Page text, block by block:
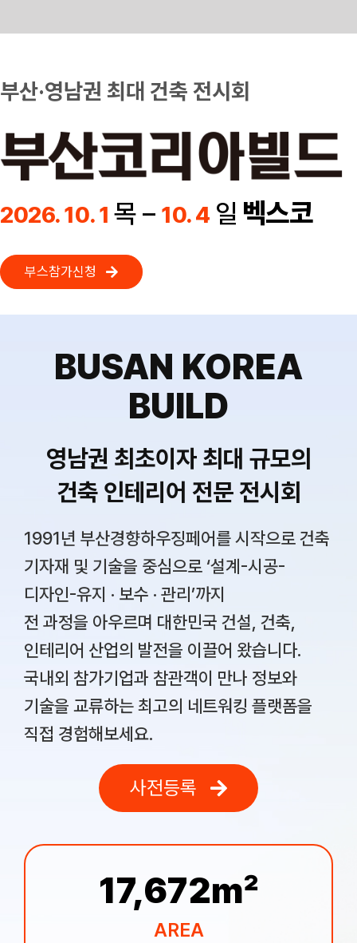
content
부산·영남권 최대 건축 전시회
2026. 10. 1 목 – 10. 4 일 벡스코
부스참가신청
BUSAN KOREA
BUILD
영남권 최초이자 최대 규모의
건축 인테리어 전문 전시회
1991년 부산경향하우징페어를 시작으로 건축
기자재 및 기술을 중심으로 ‘설계-시공-
디자인-유지 · 보수 · 관리’까지
전 과정을 아우르며 대한민국 건설, 건축,
인테리어 산업의 발전을 이끌어 왔습니다.
국내외 참가기업과 참관객이 만나 정보와
기술을 교류하는 최고의 네트워킹 플랫폼을
직접 경험해보세요.
사전등록
17,672㎡
AREA